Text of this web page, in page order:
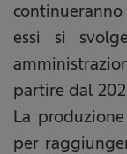
essi si
partire dal
La
per